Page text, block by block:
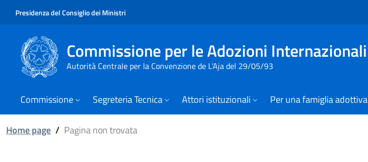
Presidenza del Consiglio dei Ministri
Commissione per le Adozioni Internazionali
Autorità Centrale per la Convenzione de L'Aja del 29/05/93
Commissione Segreteria Tecnica Attori istituzionali Per una famiglia adottiva
Home page / Pagina non trovata